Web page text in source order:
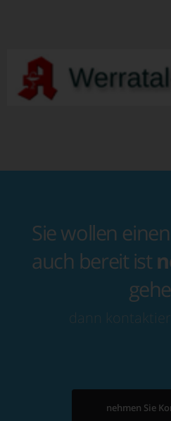
Sie wollen einen
auch bereit ist
dann
nehmen Sie